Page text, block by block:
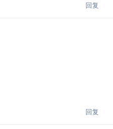
回复
回复